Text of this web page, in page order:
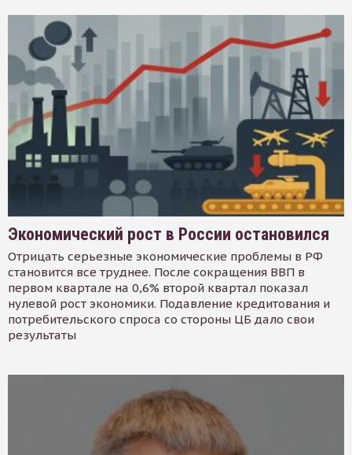
Экономический рост в России остановился
Отрицать серьезные экономические проблемы в РФ
становится все труднее. После сокращения ВВП в
первом квартале на 0,6% второй квартал показал
нулевой рост экономики. Подавление кредитования и
потребительского спроса со стороны ЦБ дало свои
результаты